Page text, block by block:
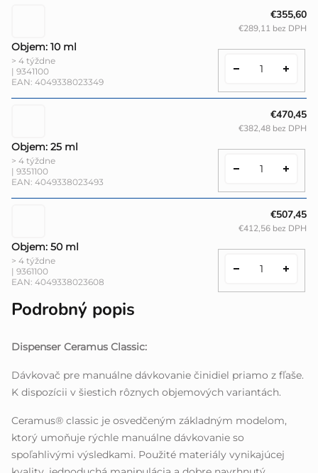
Objem: 10 ml
> 4 týždne
| 9341100
EAN: 4049338023349
€355,60
€289,11 bez DPH
Objem: 25 ml
> 4 týždne
| 9351100
EAN: 4049338023493
€470,45
€382,48 bez DPH
Objem: 50 ml
> 4 týždne
| 9361100
EAN: 4049338023608
€507,45
€412,56 bez DPH
Podrobný popis
Dispenser Ceramus Classic:
Dávkovač pre manuálne dávkovanie činidiel priamo z fľaše.
K dispozícii v šiestich rôznych objemových variantách.
Ceramus® classic je osvedčeným základným modelom,
ktorý umoňuje rýchle manuálne dávkovanie so
spoľahlivými výsledkami. Použité materiály vynikajúcej